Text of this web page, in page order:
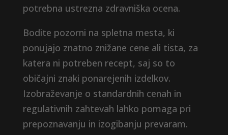
potrebna ustrezna zdravniška ocena.
Bodite pozorni na spletna mesta, ki
ponujajo znatno znižane cene ali tista, za
katera ni potreben recept, saj so to
običajni znaki ponarejenih izdelkov.
Izobraževanje o standardnih cenah in
regulativnih zahtevah lahko pomaga pri
prepoznavanju in izogibanju prevaram.